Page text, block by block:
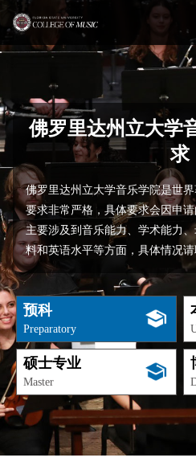
佛罗里达州立大学
求
佛罗里达州立大学音乐学院是世
要求非常严格，具体要求会因申请
主要涉及到音乐能力、学术能力
料和英语水平等方面，具体情况
预科
Preparatory
硕士专业
Master